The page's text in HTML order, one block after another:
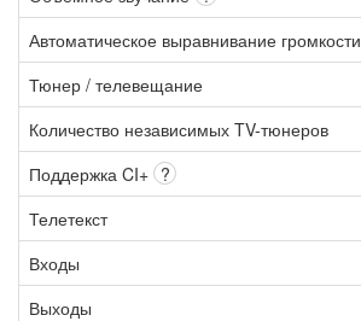
Автоматическое выравнивание громкости
Тюнер / телевещание
Количество независимых TV-тюнеров
Поддержка CI+ ?
Телетекст
Входы
Выходы